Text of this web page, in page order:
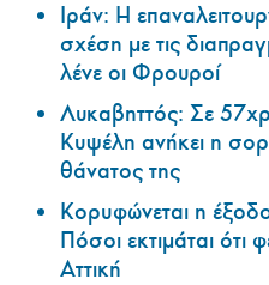
Ιράν: Η
σχέση με τις
λένε οι Φρουροί
Λυκαβηττός: Σε
Κυψέλη ανήκει η
θάνατος της
Κορυφώνεται η
Πόσοι εκτιμάται
Αττική